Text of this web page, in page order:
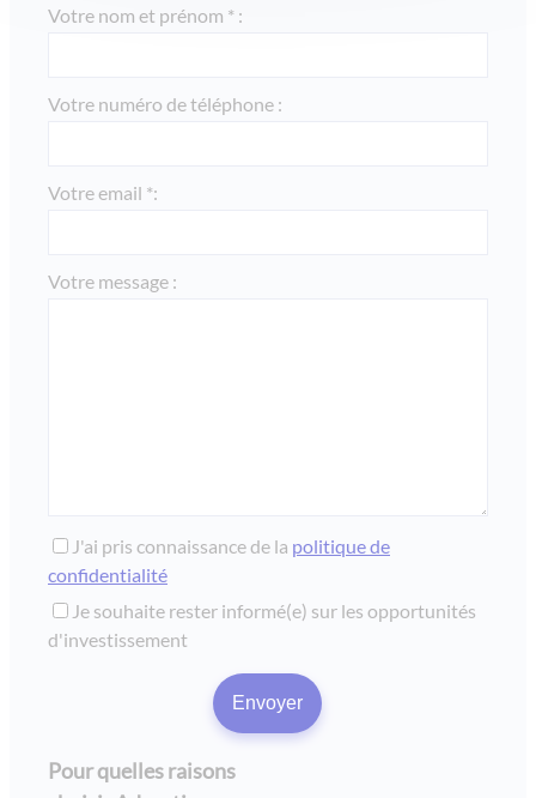
Votre nom et prénom * :
Votre numéro de téléphone :
Votre email *:
Votre message :
J'ai pris connaissance de la politique de
confidentialité
Je souhaite rester informé(e) sur les opportunités
d'investissement
Pour quelles raisons